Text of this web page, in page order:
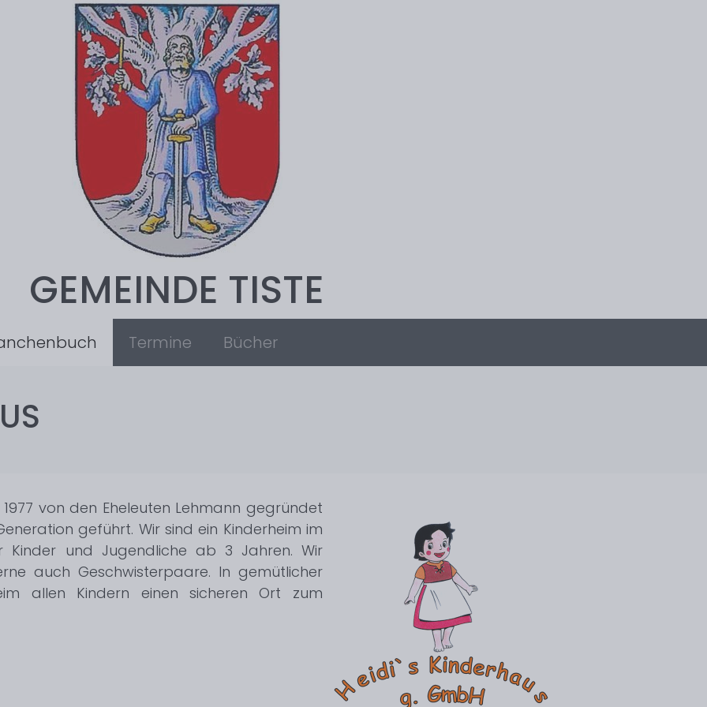
GEMEINDE TISTE
Termine Bücher
von den Eheleuten Lehmann gegründet
geführt. Wir sind ein Kinderheim im
Kinder und Jugendliche ab 3 Jahren. Wir
auch Geschwisterpaare. In gemütlicher
allen Kindern einen sicheren Ort zum